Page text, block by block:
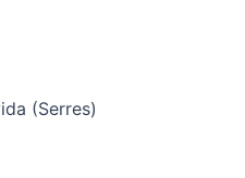
(Serres)